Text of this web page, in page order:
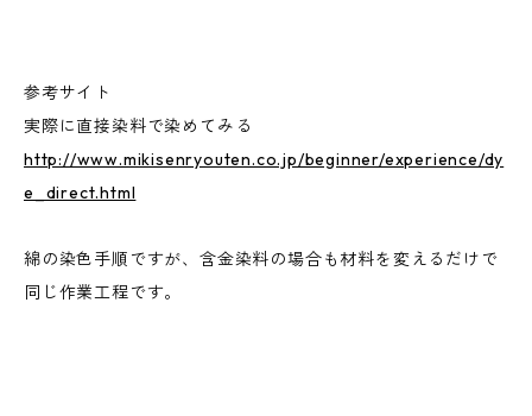
参考サイト
実際に直接染料で染めてみる
http://www.mikisenryouten.co.jp/beginner/experience/dy
e_direct.html
綿の染色手順ですが、含金染料の場合も材料を変えるだけで
同じ作業工程です。